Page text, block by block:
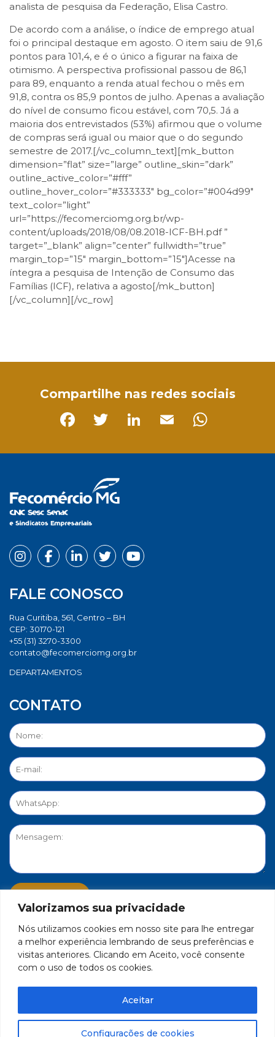
Valorizamos sua privacidade
Nós utilizamos cookies em nosso site para lhe entregar
a melhor experiência lembrando de seus preferências e
visitas anteriores. Clicando em Aceito, você consente
com o uso de todos os cookies.
Configurações de cookies
Aceitar
analista de pesquisa da Federação, Elisa Castro.
De acordo com a análise, o índice de emprego atual
foi o principal destaque em agosto. O item saiu de 91,6
pontos para 101,4, e é o único a figurar na faixa de
otimismo. A perspectiva profissional passou de 86,1
para 89, enquanto a renda atual fechou o mês em
91,8, contra os 85,9 pontos de julho. Apenas a avaliação
do nível de consumo ficou estável, com 70,5. Já a
maioria dos entrevistados (53%) afirmou que o volume
de compras será igual ou maior que o do segundo
semestre de 2017.[/vc_column_text][mk_button
dimension=”flat” size=”large” outline_skin=”dark”
outline_active_color=”#fff”
outline_hover_color=”#333333″ bg_color=”#004d99″
text_color=”light”
url=”https://fecomerciomg.org.br/wp-
content/uploads/2018/08/08.2018-ICF-BH.pdf ”
target=”_blank” align=”center” fullwidth=”true”
margin_top=”15″ margin_bottom=”15″]Acesse na
íntegra a pesquisa de Intenção de Consumo das
Famílias (ICF), relativa a agosto[/mk_button]
[/vc_column][/vc_row]
Compartilhe nas redes sociais
FALE CONOSCO
Rua Curitiba, 561, Centro – BH
CEP: 30170-121
+55 (31) 3270-3300
contato@fecomerciomg.org.br
DEPARTAMENTOS
CONTATO
PORTAL DE PRIVACIDADE
17.271.982/0001-59